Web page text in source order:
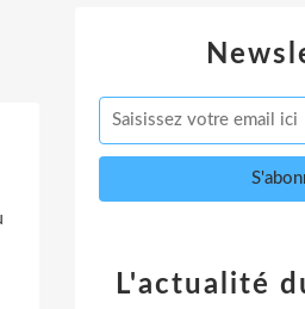
L'actualité